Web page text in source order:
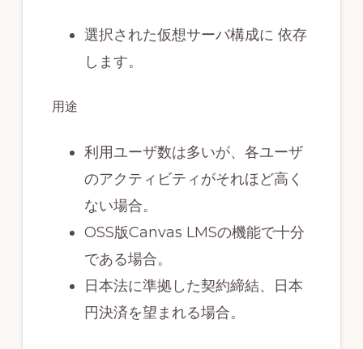
選択された仮想サーバ構成に 依存
します。
用途
利用ユーザ数は多いが、各ユーザ
のアクティビティがそれほど高く
ない場合。
OSS版Canvas LMSの機能で十分
である場合。
日本法に準拠した契約締結、日本
円決済を望まれる場合。